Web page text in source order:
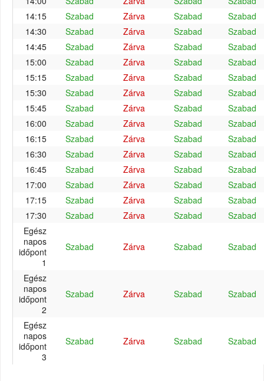
14:15
Szabad Zárva Szabad
Szabad
14:30
Szabad Zárva Szabad
Szabad
14:45
Szabad Zárva Szabad
Szabad
15:00
Szabad Zárva Szabad
Szabad
15:15
Szabad Zárva Szabad
Szabad
15:30
Szabad Zárva Szabad
Szabad
15:45
Szabad Zárva Szabad
Szabad
16:00
Szabad Zárva Szabad
Szabad
16:15
Szabad Zárva Szabad
Szabad
16:30
Szabad Zárva Szabad
Szabad
16:45
Szabad Zárva Szabad
Szabad
17:00
Szabad Zárva Szabad
Szabad
17:15
Szabad Zárva Szabad
Szabad
17:30
Szabad Zárva Szabad
Szabad
Egész
napos
időpont
1
Szabad Zárva Szabad Szabad
Egész
napos
időpont
2
Szabad Zárva Szabad Szabad
Egész
napos
időpont
3
Szabad Zárva Szabad Szabad